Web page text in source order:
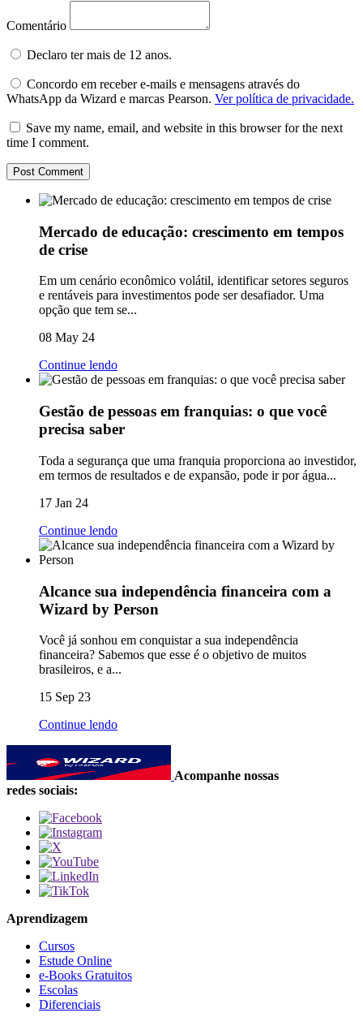
Comentário
Declaro ter mais de 12 anos.
Concordo em receber e-mails e mensagens através do
WhatsApp da Wizard e marcas Pearson. Ver política de privacidade.
Save my name, email, and website in this browser for the next
time I comment.
Mercado de educação: crescimento em tempos
de crise
Em um cenário econômico volátil, identificar setores seguros
e rentáveis para investimentos pode ser desafiador. Uma
opção que tem se...
08 May 24
Continue lendo
Gestão de pessoas em franquias: o que você
precisa saber
Toda a segurança que uma franquia proporciona ao investidor,
em termos de resultados e de expansão, pode ir por água...
17 Jan 24
Continue lendo
Alcance sua independência financeira com a
Wizard by Person
Você já sonhou em conquistar a sua independência
financeira? Sabemos que esse é o objetivo de muitos
brasileiros, e a...
15 Sep 23
Continue lendo
Acompanhe nossas
redes sociais:
Aprendizagem
Cursos
Estude Online
e-Books Gratuitos
Escolas
Diferenciais